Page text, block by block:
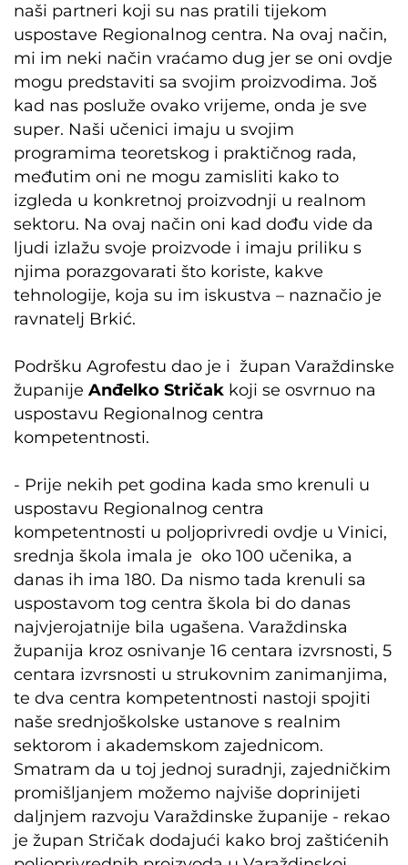
naši partneri koji su nas pratili tijekom
uspostave Regionalnog centra. Na ovaj način,
mi im neki način vraćamo dug jer se oni ovdje
mogu predstaviti sa svojim proizvodima. Još
kad nas posluže ovako vrijeme, onda je sve
super. Naši učenici imaju u svojim
programima teoretskog i praktičnog rada,
međutim oni ne mogu zamisliti kako to
izgleda u konkretnoj proizvodnji u realnom
sektoru. Na ovaj način oni kad dođu vide da
ljudi izlažu svoje proizvode i imaju priliku s
njima porazgovarati što koriste, kakve
tehnologije, koja su im iskustva – naznačio je
ravnatelj Brkić.
Podršku Agrofestu dao je i župan Varaždinske
županije Anđelko Stričak koji se osvrnuo na
uspostavu Regionalnog centra
kompetentnosti.
- Prije nekih pet godina kada smo krenuli u
uspostavu Regionalnog centra
kompetentnosti u poljoprivredi ovdje u Vinici,
srednja škola imala je oko 100 učenika, a
danas ih ima 180. Da nismo tada krenuli sa
uspostavom tog centra škola bi do danas
najvjerojatnije bila ugašena. Varaždinska
županija kroz osnivanje 16 centara izvrsnosti, 5
centara izvrsnosti u strukovnim zanimanjima,
te dva centra kompetentnosti nastoji spojiti
naše srednjoškolske ustanove s realnim
sektorom i akademskom zajednicom.
Smatram da u toj jednoj suradnji, zajedničkim
promišljanjem možemo najviše doprinijeti
daljnjem razvoju Varaždinske županije - rekao
je župan Stričak dodajući kako broj zaštićenih